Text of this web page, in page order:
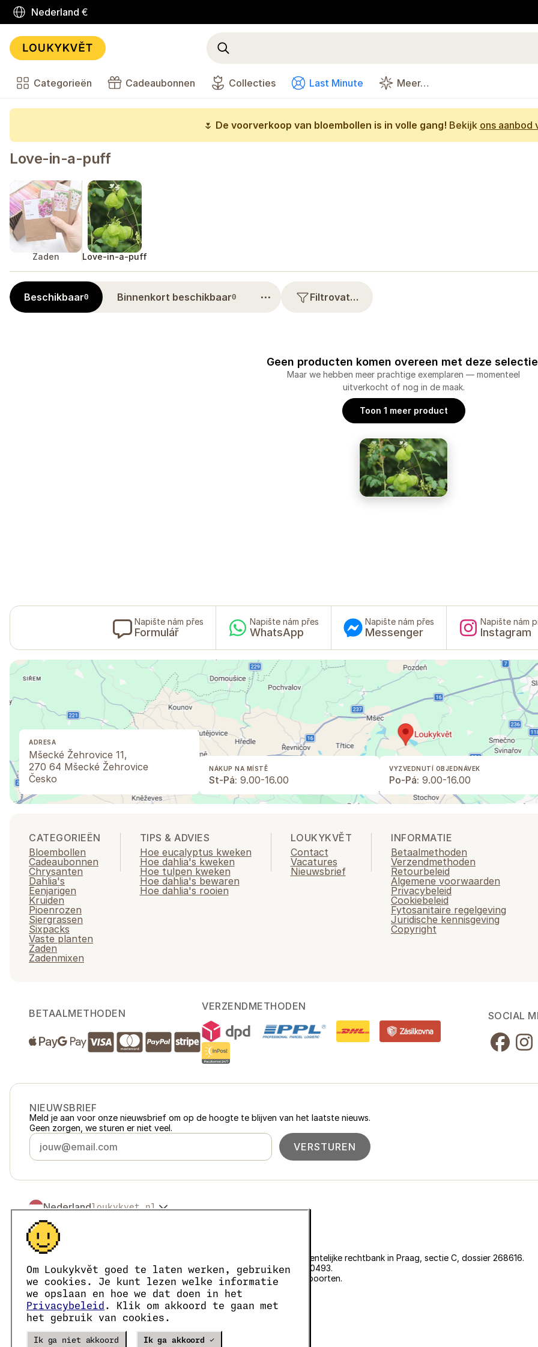
Om Loukykvět goed te laten werken, gebruiken
we cookies. Je kunt lezen welke informatie
we opslaan en hoe we dat doen in het
Privacybeleid . Klik om akkoord te gaan met
het gebruik van cookies.
Ik ga niet akkoord Ik ga akkoord ✓
Nederland €
Categorieën Cadeaubonnen Collecties Last Minute Meer…
🌷 De voorverkoop van bloembollen is in volle gang! Bekijk ons aanbod
Love-in-a-puff
Zaden Love-in-a-puff
Beschikbaar0 Binnenkort beschikbaar0 ⋯ Filtrovat…
Geen producten komen overeen met deze
Maar we hebben meer prachtige exemplaren — momenteel
uitverkocht of nog in de maak.
Toon 1 meer product
Napište nám přes
Formulář
Napište nám přes
WhatsApp
Napište nám přes
Messenger
Napište nám
Instagram
ADRESA
Mšecké Žehrovice 11,
270 64 Mšecké Žehrovice
Česko
NÁKUP NA MÍSTĚ
St-Pá: 9.00-16.00
VYZVEDNUTÍ OBJEDNÁVEK
Po-Pá: 9.00-16.00
CATEGORIEËN
Bloembollen
Cadeaubonnen
Chrysanten
Dahlia's
Eenjarigen
Kruiden
Pioenrozen
Siergrassen
Sixpacks
Vaste planten
Zaden
Zadenmixen
TIPS & ADVIES
Hoe eucalyptus kweken
Hoe dahlia's kweken
Hoe tulpen kweken
Hoe dahlia's bewaren
Hoe dahlia's rooien
LOUKYKVĚT
Contact
Vacatures
Nieuwsbrief
INFORMATIE
Betaalmethoden
Verzendmethoden
Retourbeleid
Algemene voorwaarden
Privacybeleid
Cookiebeleid
Fytosanitaire regelgeving
Juridische kennisgeving
Copyright
BETAALMETHODEN
VERZENDMETHODEN
SOCIAL
NIEUWSBRIEF
Meld je aan voor onze nieuwsbrief om op de hoogte te blijven van het laatste nieuws.
Geen zorgen, we sturen er niet veel.
VERSTUREN
Nederlandloukykvet.nl
Česko
Slovensko
Polskaloukykvet.pl
Österreichloukykvet.at
Deutschlandloukykvet.de
Franceloukykvet.fr
Belgiëloukykvet.be
Danmarkloukykvet.dk
Eesti loukykvet.ee
© 2016 →
Loukykvět s.r.o. staat ingeschreven in het handelsregister van de gemeentelijke rechtbank in Praag, sectie C, dossier 268616.
We zijn aangesloten bij het EKO-KOM-systeem onder nummer EKF00180493.
Wij gebruiken registratienummer 0636 voor de afgifte van plantenpaspoorten.
Ons KvK-nummer is 05663687, btw-nummer is CZ05663687.
Het ID van de data box is eng827q.
Het EORI-nummer is CZ05663687.
Wij zijn btw-plichtig.
Verze20302 PRODUCTION